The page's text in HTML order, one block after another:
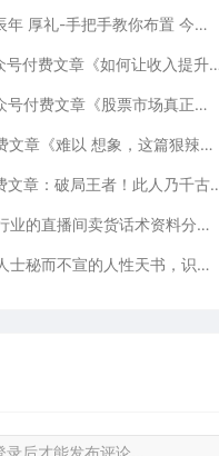
【第9351期】《甲辰年 厚礼-手把手教你布置 今年的家居风水》
【第9291期】某公众号付费文章《如何让收入提升百十倍？》
【第9257期】某公众号付费文章《股票市场真正赚钱的核心逻辑》
【第9238期】某付费文章《难以 想象，这篇狠辣的文章，居然能公开出来》
【第8168期】某付费文章：破
【第5554期】各个行业的直播间卖货话术资料分享：卖货主播必看技能
【第4306期】顶层人士秘而不宣的人性天书，识人性 破情执 通钱脉 助成长